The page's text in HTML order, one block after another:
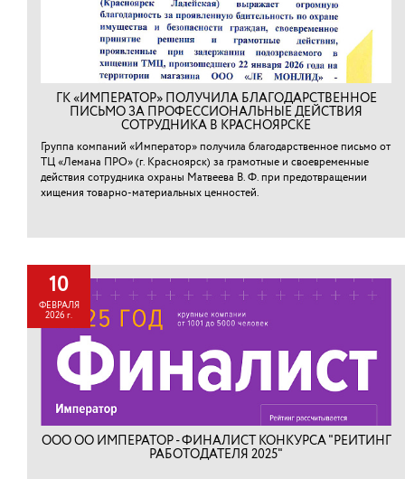
ГК «ИМПЕРАТОР» ПОЛУЧИЛА БЛАГОДАРСТВЕННОЕ
ПИСЬМО ЗА ПРОФЕССИОНАЛЬНЫЕ ДЕЙСТВИЯ
СОТРУДНИКА В КРАСНОЯРСКЕ
Группа компаний «Император» получила благодарственное письмо от
ТЦ «Лемана ПРО» (г. Красноярск) за грамотные и своевременные
действия сотрудника охраны Матвеева В. Ф. при предотвращении
хищения товарно-материальных ценностей.⁠
10
ФЕВРАЛЯ
2026 г.
ООО ОО ИМПЕРАТОР - ФИНАЛИСТ КОНКУРСА "РЕЙТИНГ
РАБОТОДАТЕЛЯ 2025"